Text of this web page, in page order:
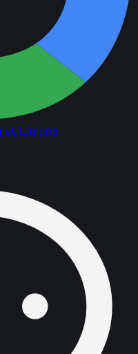
Ulubione